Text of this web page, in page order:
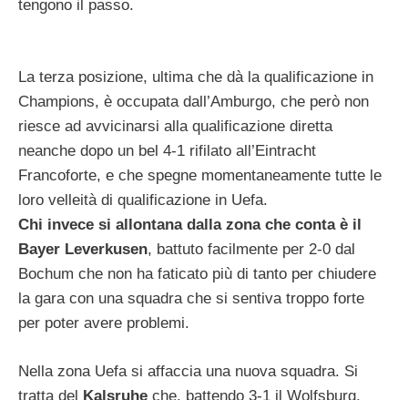
tengono il passo.
La terza posizione, ultima che dà la qualificazione in
Champions, è occupata dall’Amburgo, che però non
riesce ad avvicinarsi alla qualificazione diretta
neanche dopo un bel 4-1 rifilato all’Eintracht
Francoforte, e che spegne momentaneamente tutte le
loro velleità di qualificazione in Uefa.
Chi invece si allontana dalla zona che conta è il
Bayer Leverkusen, battuto facilmente per 2-0 dal
Bochum che non ha faticato più di tanto per chiudere
la gara con una squadra che si sentiva troppo forte
per poter avere problemi.
Nella zona Uefa si affaccia una nuova squadra. Si
tratta del Kalsruhe che, battendo 3-1 il Wolfsburg,